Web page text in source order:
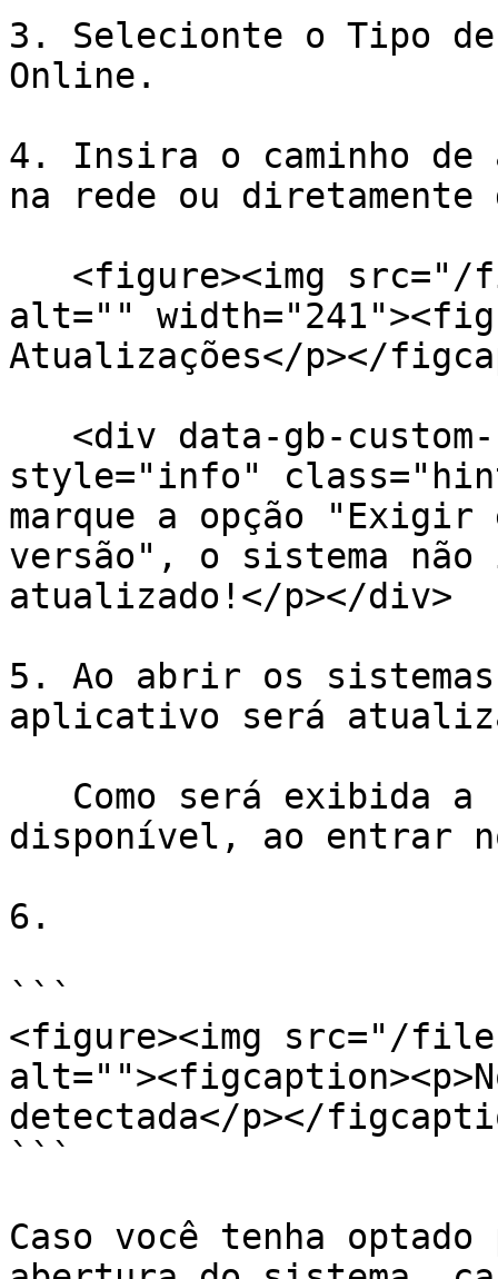
3. Selecionte o Tipo
Online.
4. Insira o caminho
na rede ou diretamente
alt=""
Atualizações</p></
style="info"
marque a opção "Exigir
versão", o sistema
atualizado!</p></div>
5. Ao abrir os
aplicativo será
disponível, ao entrar
6.
```
<figure><img src="/files/
detectada</p></
```
Caso você tenha